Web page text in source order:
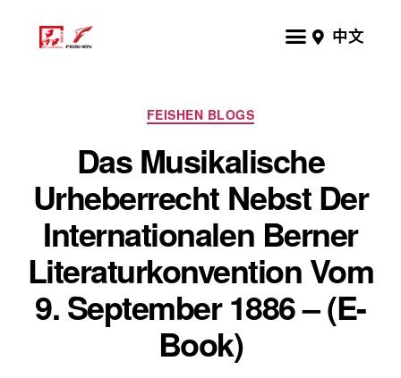
中文
FEISHEN BLOGS
Das Musikalische
Urheberrecht Nebst Der
Internationalen Berner
Literaturkonvention Vom
9. September 1886 – (E-
Book)